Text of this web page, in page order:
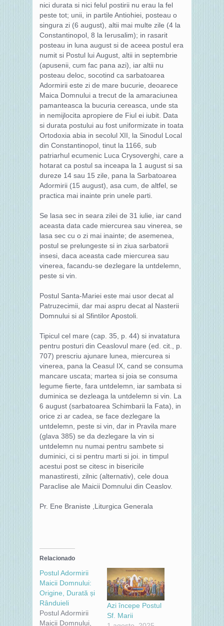
nici durata si nici felul postirii nu erau la fel
peste tot; unii, in partile Antiohiei, posteau o
singura zi (6 august), altii mai multe zile (4 la
Constantinopol, 8 la Ierusalim); in rasarit
posteau in luna august si de aceea postul era
numit si Postul lui August, altii in septembrie
(apusenii, cum fac pana azi), iar altii nu
posteau deloc, socotind ca sarbatoarea
Adormirii este zi de mare bucurie, deoarece
Maica Domnului a trecut de la amaraciunea
pamanteasca la bucuria cereasca, unde sta
in nemijlocita apropiere de Fiul ei iubit. Data
si durata postului au fost uniformizate in toata
Ortodoxia abia in secolul XII, la Sinodul Local
din Constantinopol, tinut la 1166, sub
patriarhul ecumenic Luca Crysoverghi, care a
hotarat ca postul sa inceapa la 1 august si sa
dureze 14 sau 15 zile, pana la Sarbatoarea
Adormirii (15 august), asa cum, de altfel, se
practica mai inainte prin unele parti.
Se lasa sec in seara zilei de 31 iulie, iar cand
aceasta data cade miercurea sau vinerea, se
lasa sec cu o zi mai inainte; de asemenea,
postul se prelungeste si in ziua sarbatorii
insesi, daca aceasta cade miercurea sau
vinerea, facandu-se dezlegare la untdelemn,
peste si vin.
Postul Santa-Mariei este mai usor decat al
Patruzecimii, dar mai aspru decat al Nasterii
Domnului si al Sfintilor Apostoli.
Tipicul cel mare (cap. 35, p. 44) si invatatura
pentru posturi din Ceaslovul mare (ed. cit., p.
707) prescriu ajunare lunea, miercurea si
vinerea, pana la Ceasul IX, cand se consuma
mancare uscata; martea si joia se consuma
legume fierte, fara untdelemn, iar sambata si
duminica se dezleaga la untdelemn si vin. La
6 august (sarbatoarea Schimbarii la Fata), in
orice zi ar cadea, se face dezlegare la
untdelemn, peste si vin, dar in Pravila mare
(glava 385) se da dezlegare la vin si
untdelemn nu numai pentru sambete si
duminici, ci si pentru marti si joi. in timpul
acestui post se citesc in bisericile
manastiresti, zilnic (alternativ), cele doua
Paraclise ale Maicii Domnului din Ceaslov.
Pr. Ene Braniste ,Liturgica Generala
Relacionado
Postul Adormirii
Maicii Domnului:
Origine, Durată și
Rânduieli
Postul Adormirii
Maicii Domnului,
Azi începe Postul
Sf. Marii